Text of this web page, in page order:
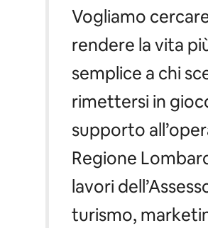
Vogliamo
rendere la vita
semplice a chi
rimettersi in
supporto
Regione
lavori
turismo,